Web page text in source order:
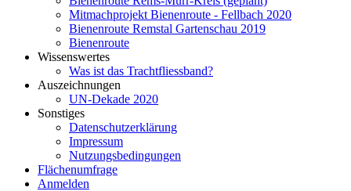
Mitmachprojekt Bienenroute - Fellbach 2020
Bienenroute Remstal Gartenschau 2019
Bienenroute
Wissenswertes
Was ist das Trachtfliessband?
Auszeichnungen
UN-Dekade 2020
Sonstiges
Datenschutzerklärung
Impressum
Nutzungsbedingungen
Flächenumfrage
Anmelden